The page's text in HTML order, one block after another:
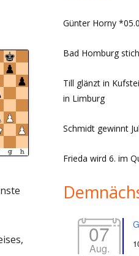
IMPRESSUM
DATENSCHUTZERKLÄRUNG
Günter Horny
Bad Homburg
Till glänzt in
in Limburg
Schmidt gewinnt
Frieda wird 6. im
07
Aug.